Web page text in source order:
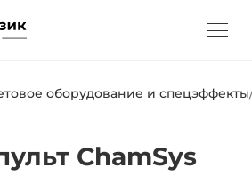
оборудование и спецэффекты
ChamSys